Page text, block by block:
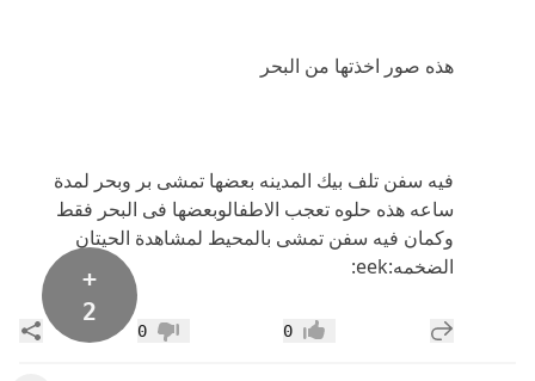
هذه صور اخذتها من البحر
فيه سفن تلف بيك المدينه بعضها تمشى بر وبحر لمدة
ساعه هذه حلوه تعجب الاطفالوبعضها فى البحر فقط
وكمان فيه سفن تمشى بالمحيط لمشاهدة الحيتان
الضخمه:eek:
+
2
إضافة رد جديد إعجاب0 عدم إعجاب
0